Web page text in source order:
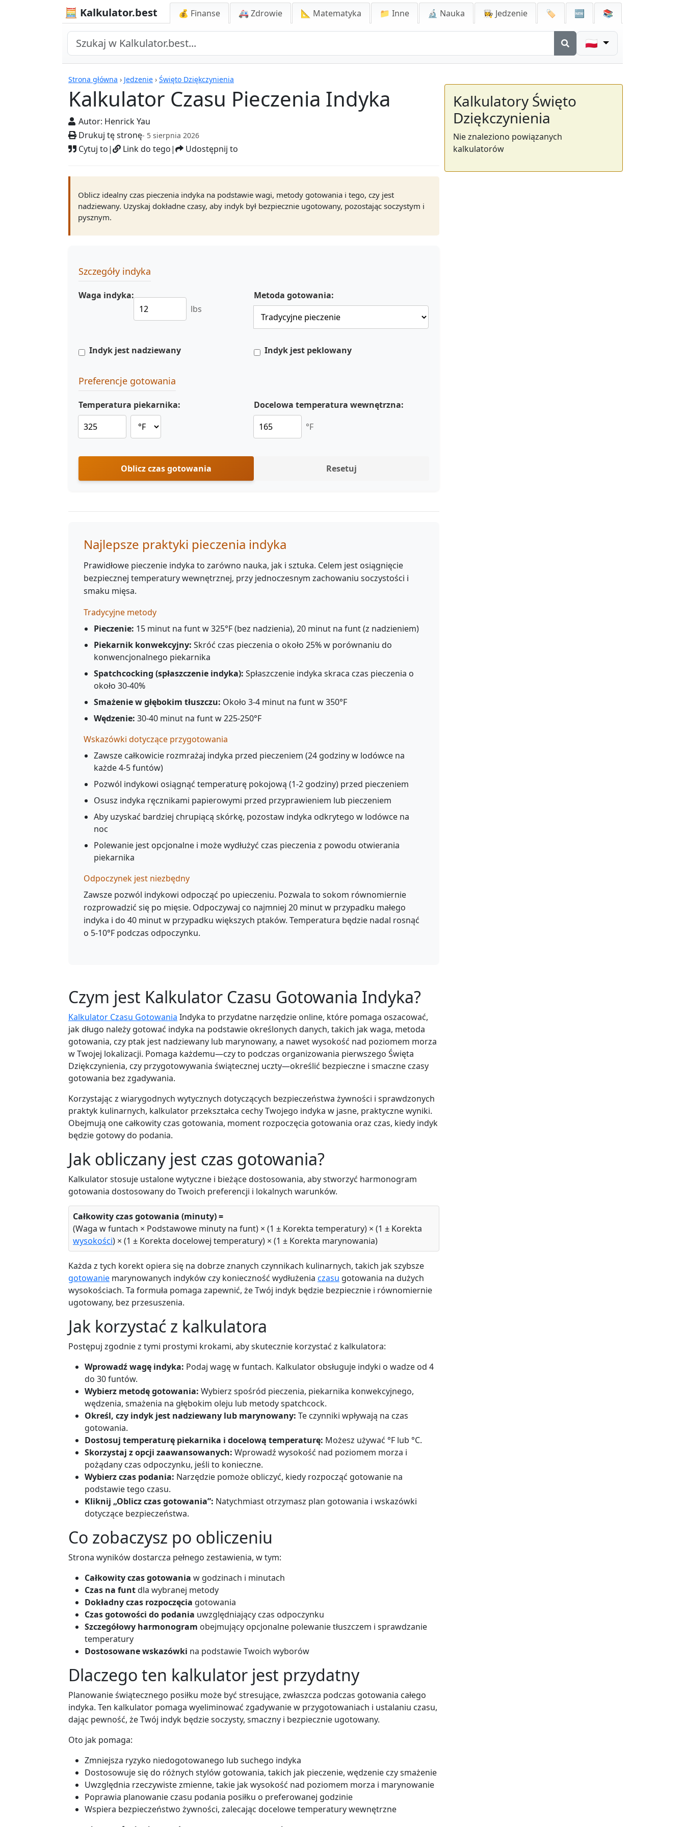
🧮 Kalkulator.best 💰 Finanse 🚑 Zdrowie 📐 Matematyka 📁 Inne 🔬 Nauka 👩‍🍳 Jedzenie 🏷️ 🆕 📚
🇵🇱
Strona główna › Jedzenie › Święto Dziękczynienia
Kalkulator Czasu Pieczenia Indyka
Autor: Henrick Yau
Drukuj tę stronę- 5 sierpnia 2026
Cytuj to| Link do tego| Udostępnij to
Kalkulatory
Oblicz idealny czas pieczenia indyka na podstawie wagi, metody gotowania i tego, czy jest
nadziewany. Uzyskaj dokładne czasy, aby indyk był bezpiecznie ugotowany, pozostając soczystym i
pysznym.
Szczegóły indyka
Waga indyka:
lbs
Metoda gotowania:
Indyk jest nadziewany Indyk jest peklowany
Preferencje gotowania
Temperatura piekarnika:
Docelowa temperatura wewnętrzna:
°F
Oblicz czas gotowania Resetuj
Najlepsze praktyki pieczenia indyka
Prawidłowe pieczenie indyka to zarówno nauka, jak i sztuka. Celem jest osiągnięcie
bezpiecznej temperatury wewnętrznej, przy jednoczesnym zachowaniu soczystości i
smaku mięsa.
Tradycyjne metody
Pieczenie: 15 minut na funt w 325°F (bez nadzienia), 20 minut na funt (z nadzieniem)
Piekarnik konwekcyjny: Skróć czas pieczenia o około 25% w porównaniu do
konwencjonalnego piekarnika
Spatchcocking (spłaszczenie indyka): Spłaszczenie indyka skraca czas pieczenia o
około 30-40%
Smażenie w głębokim tłuszczu: Około 3-4 minut na funt w 350°F
Wędzenie: 30-40 minut na funt w 225-250°F
Wskazówki dotyczące przygotowania
Zawsze całkowicie rozmrażaj indyka przed pieczeniem (24 godziny w lodówce na
każde 4-5 funtów)
Pozwól indykowi osiągnąć temperaturę pokojową (1-2 godziny) przed pieczeniem
Osusz indyka ręcznikami papierowymi przed przyprawieniem lub pieczeniem
Aby uzyskać bardziej chrupiącą skórkę, pozostaw indyka odkrytego w lodówce na
noc
Polewanie jest opcjonalne i może wydłużyć czas pieczenia z powodu otwierania
piekarnika
Odpoczynek jest niezbędny
Zawsze pozwól indykowi odpocząć po upieczeniu. Pozwala to sokom równomiernie
rozprowadzić się po mięsie. Odpoczywaj co najmniej 20 minut w przypadku małego
indyka i do 40 minut w przypadku większych ptaków. Temperatura będzie nadal rosnąć
o 5-10°F podczas odpoczynku.
Czym jest Kalkulator Czasu Gotowania Indyka?
Kalkulator Czasu Gotowania Indyka to przydatne narzędzie online, które pomaga oszacować,
jak długo należy gotować indyka na podstawie określonych danych, takich jak waga, metoda
gotowania, czy ptak jest nadziewany lub marynowany, a nawet wysokość nad poziomem morza
w Twojej lokalizacji. Pomaga każdemu—czy to podczas organizowania pierwszego Święta
Dziękczynienia, czy przygotowywania świątecznej uczty—określić bezpieczne i smaczne czasy
gotowania bez zgadywania.
Korzystając z wiarygodnych wytycznych dotyczących bezpieczeństwa żywności i sprawdzonych
praktyk kulinarnych, kalkulator przekształca cechy Twojego indyka w jasne, praktyczne wyniki.
Obejmują one całkowity czas gotowania, moment rozpoczęcia gotowania oraz czas, kiedy indyk
będzie gotowy do podania.
Jak obliczany jest czas gotowania?
Kalkulator stosuje ustalone wytyczne i bieżące dostosowania, aby stworzyć harmonogram
gotowania dostosowany do Twoich preferencji i lokalnych warunków.
Całkowity czas gotowania (minuty) =
(Waga w funtach × Podstawowe minuty na funt) × (1 ± Korekta temperatury) × (1 ± Korekta
wysokości) × (1 ± Korekta docelowej temperatury) × (1 ± Korekta marynowania)
Każda z tych korekt opiera się na dobrze znanych czynnikach kulinarnych, takich jak szybsze
gotowanie marynowanych indyków czy konieczność wydłużenia czasu gotowania na dużych
wysokościach. Ta formuła pomaga zapewnić, że Twój indyk będzie bezpiecznie i równomiernie
ugotowany, bez przesuszenia.
Jak korzystać z kalkulatora
Postępuj zgodnie z tymi prostymi krokami, aby skutecznie korzystać z kalkulatora:
Wprowadź wagę indyka: Podaj wagę w funtach. Kalkulator obsługuje indyki o wadze od 4
do 30 funtów.
Wybierz metodę gotowania: Wybierz spośród pieczenia, piekarnika konwekcyjnego,
wędzenia, smażenia na głębokim oleju lub metody spatchcock.
Określ, czy indyk jest nadziewany lub marynowany: Te czynniki wpływają na czas
gotowania.
Dostosuj temperaturę piekarnika i docelową temperaturę: Możesz używać °F lub °C.
Skorzystaj z opcji zaawansowanych: Wprowadź wysokość nad poziomem morza i
pożądany czas odpoczynku, jeśli to konieczne.
Wybierz czas podania: Narzędzie pomoże obliczyć, kiedy rozpocząć gotowanie na
podstawie tego czasu.
Kliknij „Oblicz czas gotowania”: Natychmiast otrzymasz plan gotowania i wskazówki
dotyczące bezpieczeństwa.
Co zobaczysz po obliczeniu
Strona wyników dostarcza pełnego zestawienia, w tym:
Całkowity czas gotowania w godzinach i minutach
Czas na funtdla wybranej metody
Dokładny czas rozpoczęcia gotowania
Czas gotowości do podania uwzględniający czas odpoczynku
Szczegółowy harmonogram obejmujący opcjonalne polewanie tłuszczem i sprawdzanie
temperatury
Dostosowane wskazówki na podstawie Twoich wyborów
Dlaczego ten kalkulator jest przydatny
Planowanie świątecznego posiłku może być stresujące, zwłaszcza podczas gotowania całego
indyka. Ten kalkulator pomaga wyeliminować zgadywanie w przygotowaniach i ustalaniu czasu,
dając pewność, że Twój indyk będzie soczysty, smaczny i bezpiecznie ugotowany.
Oto jak pomaga:
Zmniejsza ryzyko niedogotowanego lub suchego indyka
Dostosowuje się do różnych stylów gotowania, takich jak pieczenie, wędzenie czy smażenie
Uwzględnia rzeczywiste zmienne, takie jak wysokość nad poziomem morza i marynowanie
Poprawia planowanie czasu podania posiłku o preferowanej godzinie
Wspiera bezpieczeństwo żywności, zalecając docelowe temperatury wewnętrzne
Kalkulatory Święto
Dziękczynienia
Nie znaleziono powiązanych
kalkulatorów